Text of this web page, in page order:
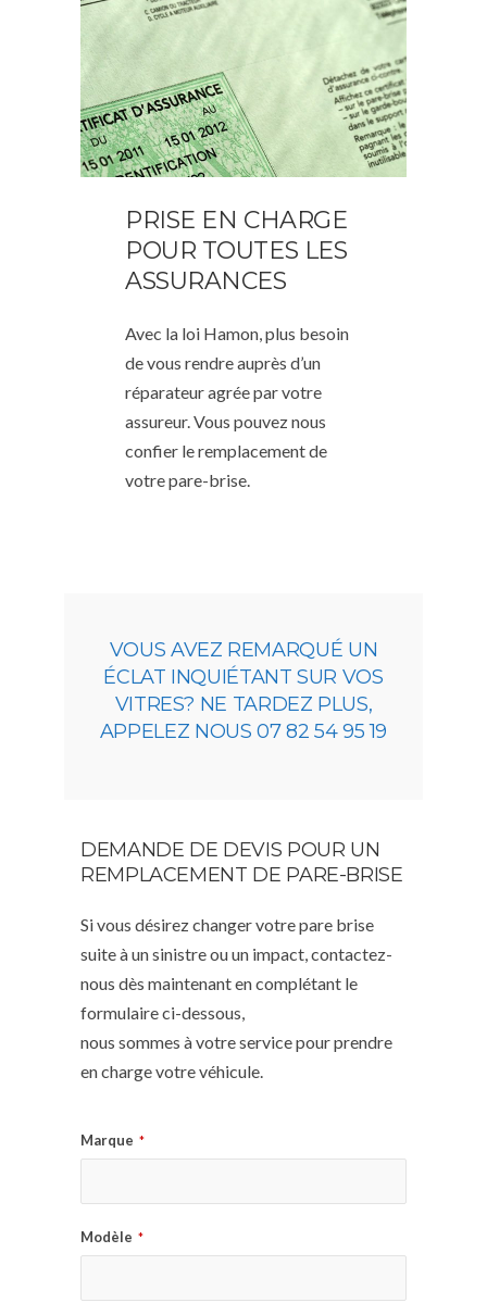
PRISE EN CHARGE
POUR TOUTES LES
ASSURANCES
Avec la loi Hamon, plus besoin
de vous rendre auprès d’un
réparateur agrée par votre
assureur. Vous pouvez nous
confier le remplacement de
votre pare-brise.
VOUS AVEZ REMARQUÉ UN
ÉCLAT INQUIÉTANT SUR VOS
VITRES? NE TARDEZ PLUS,
APPELEZ NOUS 07 82 54 95 19
DEMANDE DE DEVIS POUR UN
REMPLACEMENT DE PARE-BRISE
Si vous désirez changer votre pare brise
suite à un sinistre ou un impact, contactez-
nous dès maintenant en complétant le
formulaire ci-dessous,
nous sommes à votre service pour prendre
en charge votre véhicule.
Marque *
Modèle *